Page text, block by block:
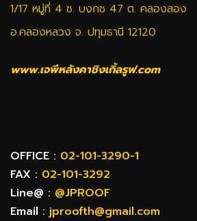
1/17 หมู่ที่ 4 ซ. บงกช 47 ต. คลองสอง
อ.คลองหลวง จ. ปทุมธานี 12120
www.เจพีหลังคาชิงเกิ้ลรูฟ.com
OFFICE : 02-101-3290-1
FAX : 02-101-3292
Line@ : @JPROOF
Email : jproofth@gmail.com